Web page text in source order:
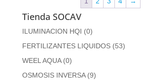
Tienda SOCAV
ILUMINACION HQI (0)
FERTILIZANTES LIQUIDOS (53)
WEEL AQUA (0)
OSMOSIS INVERSA (9)